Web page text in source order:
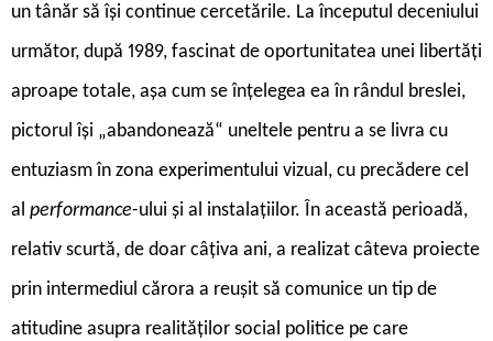
un tânăr să își continue cercetările. La începutul deceniului
următor, după 1989, fascinat de oportunitatea unei libertăți
aproape totale, așa cum se înțelegea ea în rândul breslei,
pictorul își „abandonează“ uneltele pentru a se livra cu
entuziasm în zona experimentului vizual, cu precădere cel
al performance-ului și al instalațiilor. În această perioadă,
relativ scurtă, de doar câțiva ani, a realizat câteva proiecte
prin intermediul cărora a reușit să comunice un tip de
atitudine asupra realităților social politice pe care